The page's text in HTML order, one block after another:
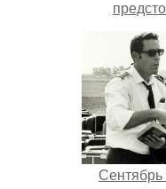
Сентябрь